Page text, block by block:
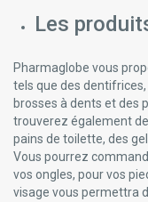
Les
Pharmaglobe vous
tels que des
brosses à dents et des
trouverez également
pains de toilette, des
Vous pourrez
vos ongles, pour vos
visage vous permettra